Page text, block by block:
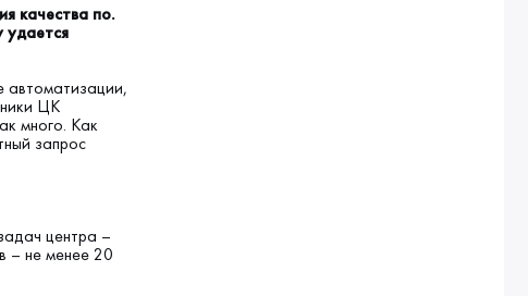
качества по.
удается
автоматизации,
ЦК
много. Как
запрос
центра –
– не менее 20